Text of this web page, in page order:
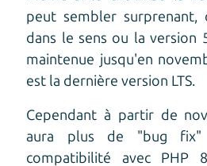
peut sembler surprenant,
dans le sens ou la version
maintenue jusqu'en
est la dernière version LTS.
Cependant à partir de
aura plus de "bug
compatibilité avec PHP